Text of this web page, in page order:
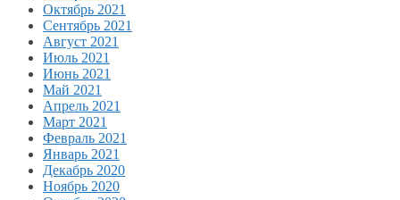
Октябрь 2021
Сентябрь 2021
Август 2021
Июль 2021
Июнь 2021
Май 2021
Апрель 2021
Март 2021
Февраль 2021
Январь 2021
Декабрь 2020
Ноябрь 2020